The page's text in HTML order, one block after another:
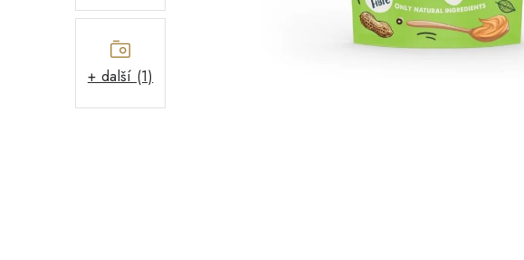
+ další (1)